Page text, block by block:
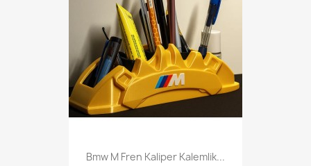
Bmw M Fren Kaliper Kalemlik...